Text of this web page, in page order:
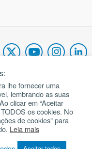
lhe fornecer uma
lembrando as suas
clicar em “Aceitar
os cookies. No
de cookies" para
Leia mais